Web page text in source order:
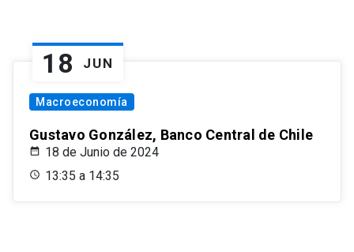
18 JUN
Macroeconomía
Gustavo González, Banco Central de Chile
18 de Junio de 2024
13:35 a 14:35